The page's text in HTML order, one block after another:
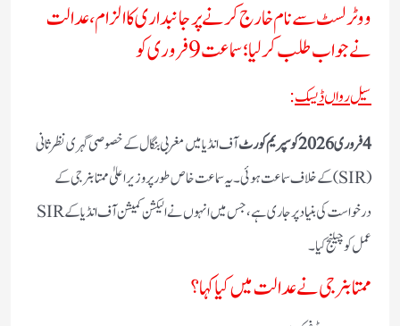
ووٹر لسٹ سے نام خارج کرنے پر جانبداری کا الزام، عدالت
نے جواب طلب کر لیا؛ سماعت 9 فروری کو
سیل رواں ڈیسک:
4 فروری 2026 کو سپریم کورٹ
آف انڈیا میں مغربی بنگال کے خصوصی گہری نظرثانی
(SIR) کے خلاف سماعت ہوئی۔ یہ سماعت خاص طور پر وزیر اعلیٰ ممتا بنرجی کے
درخواست کی بنیاد پر جاری ہے، جس میں انہوں نے الیکشن کمیشن آف انڈیا کے SIR
عمل کو چیلنج کیا۔
ممتا بنرجی نے عدالت میں کیا کہا؟